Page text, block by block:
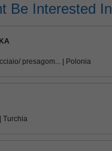
Be Interested In
presagom... | Polonia
Turchia